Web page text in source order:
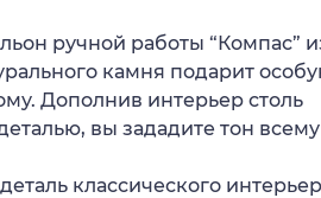
ручной работы “Компас”
камня подарит
Дополнив интерьер столь
вы зададите тон всему
классического